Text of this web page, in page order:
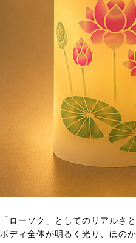
「ローソク」としてのリアルさ
ボディ全体が明るく光り、ほの